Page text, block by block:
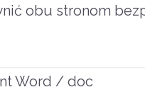
obu stronom
Word / doc